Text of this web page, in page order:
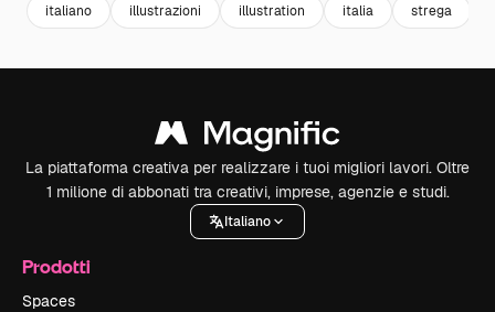
italiano illustrazioni illustration italia strega
La piattaforma creativa per realizzare i tuoi migliori lavori. Oltre
1 milione di abbonati tra creativi, imprese, agenzie e studi.
Italiano
Prodotti
Spaces